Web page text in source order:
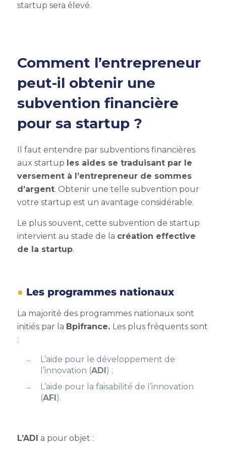
startup sera élevé.
Comment l’entrepreneur
peut-il obtenir une
subvention financière
pour sa startup ?
Il faut entendre par subventions financières
aux startup les aides se traduisant par le
versement à l’entrepreneur de sommes
d’argent. Obtenir une telle subvention pour
votre startup est un avantage considérable.
Le plus souvent, cette subvention de startup
intervient au stade de la création effective
de la startup.
Les programmes nationaux
La majorité des programmes nationaux sont
initiés par la Bpifrance. Les plus fréquents sont
:
L’aide pour le développement de
l’innovation (ADI) ;
L’aide pour la faisabilité de l’innovation
(AFI).
L’ADI a pour objet :